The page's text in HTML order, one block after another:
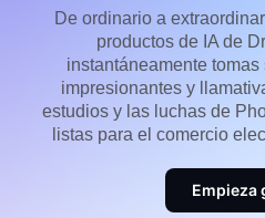
De ordinario a
productos de IA de
instantáneamente
impresionantes y
estudios y las luchas de
listas para el comercio
Empieza